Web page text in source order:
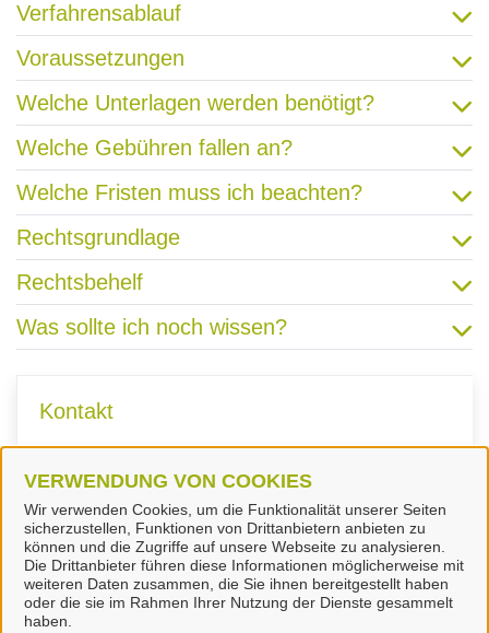
VERWENDUNG VON COOKIES
Wir verwenden Cookies, um die Funktionalität unserer Seiten
sicherzustellen, Funktionen von Drittanbietern anbieten zu
können und die Zugriffe auf unsere Webseite zu analysieren.
Die Drittanbieter führen diese Informationen möglicherweise mit
weiteren Daten zusammen, die Sie ihnen bereitgestellt haben
oder die sie im Rahmen Ihrer Nutzung der Dienste gesammelt
haben.
Verfahrensablauf
Voraussetzungen
Welche Unterlagen werden benötigt?
Welche Gebühren fallen an?
Welche Fristen muss ich beachten?
Rechtsgrundlage
Rechtsbehelf
Was sollte ich noch wissen?
Kontakt
Jobcenter Landkreis Peine
Landkreis Peine